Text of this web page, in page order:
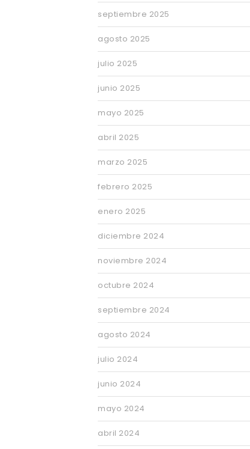
septiembre 2025
agosto 2025
julio 2025
junio 2025
mayo 2025
abril 2025
marzo 2025
febrero 2025
enero 2025
diciembre 2024
noviembre 2024
octubre 2024
septiembre 2024
agosto 2024
julio 2024
junio 2024
mayo 2024
abril 2024